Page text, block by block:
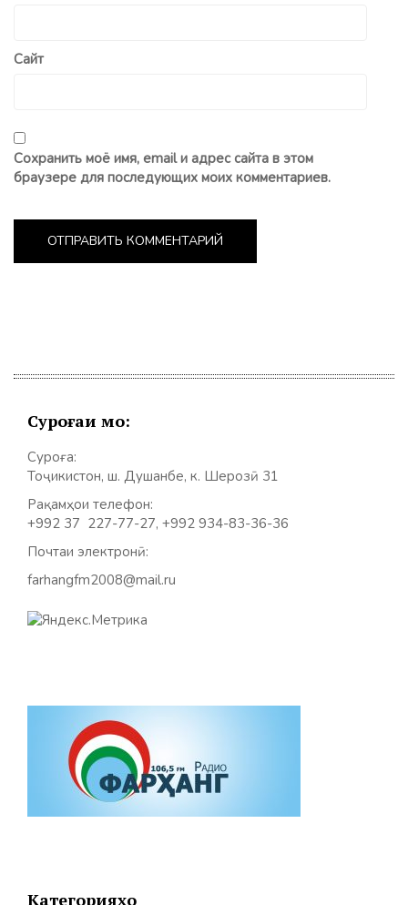
Сайт
Сохранить моё имя, email и адрес сайта в этом
браузере для последующих моих комментариев.
Суроғаи мо:
Суроға:
Тоҷикистон, ш. Душанбе, к. Шерозӣ 31
Рақамҳои телефон:
+992 37 227-77-27, +992 934-83-36-36
Почтаи электронӣ:
farhangfm2008@mail.ru
Категорияҳо